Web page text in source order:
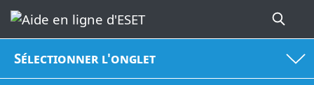
Sélectionner l'onglet